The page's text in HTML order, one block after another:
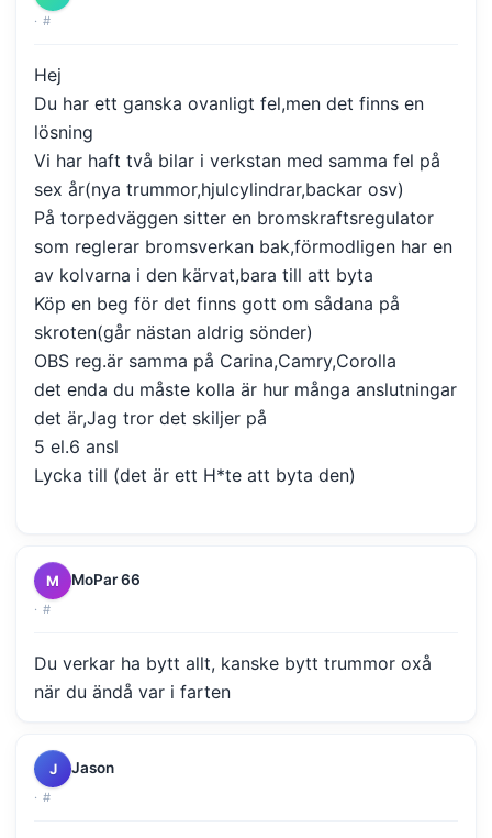
· #
Hej
Du har ett ganska ovanligt fel,men det finns en
lösning
Vi har haft två bilar i verkstan med samma fel på
sex år(nya trummor,hjulcylindrar,backar osv)
På torpedväggen sitter en bromskraftsregulator
som reglerar bromsverkan bak,förmodligen har en
av kolvarna i den kärvat,bara till att byta
Köp en beg för det finns gott om sådana på
skroten(går nästan aldrig sönder)
OBS reg.är samma på Carina,Camry,Corolla
det enda du måste kolla är hur många anslutningar
det är,Jag tror det skiljer på
5 el.6 ansl
Lycka till (det är ett H*te att byta den)
M MoPar 66
· #
Du verkar ha bytt allt, kanske bytt trummor oxå
när du ändå var i farten
J Jason
· #